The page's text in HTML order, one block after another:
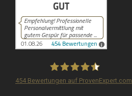
454 Bewertungen auf ProvenExpert.com